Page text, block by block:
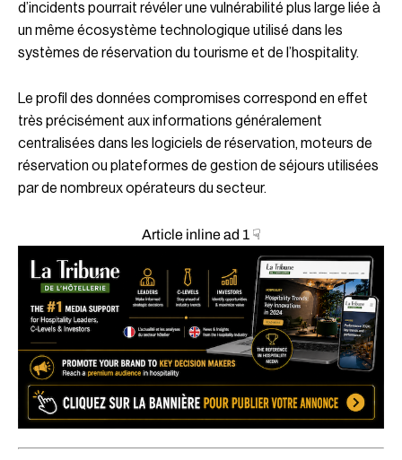
d’incidents pourrait révéler une vulnérabilité plus large liée à
un même écosystème technologique utilisé dans les
systèmes de réservation du tourisme et de l’hospitality.
Le profil des données compromises correspond en effet
très précisément aux informations généralement
centralisées dans les logiciels de réservation, moteurs de
réservation ou plateformes de gestion de séjours utilisées
par de nombreux opérateurs du secteur.
Article inline ad 1 ☟